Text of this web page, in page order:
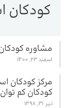
کودکان
مشاوره کودکان
اسفند 23, 1400
مرکز کودکان
کودکان کم توان
تیر 31, 1398